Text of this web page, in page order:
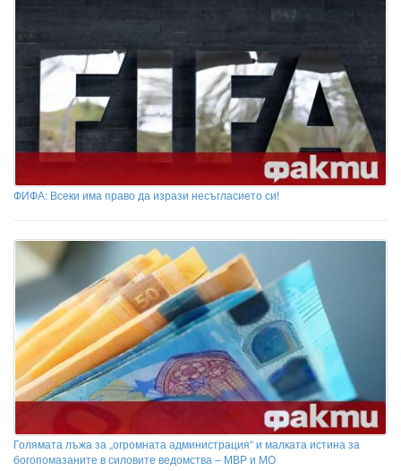
ФИФА: Всеки има право да изрази несъгласието си!
Голямата лъжа за „огромната администрация“ и малката истина за
богопомазаните в силовите ведомства – МВР и МО